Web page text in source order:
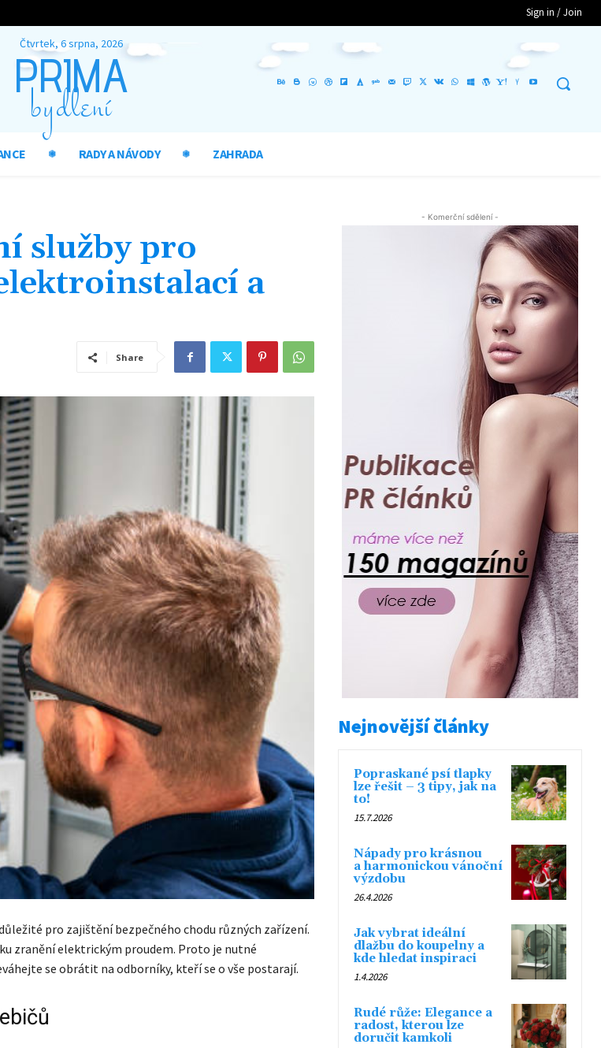
Sign in / Join
Čtvrtek, 6 srpna, 2026
PRIMA
bydlení
RADY A NÁVODY ZAHRADA
služby pro
a
Share
pro zajištění bezpečného chodu různých zařízení.
zranění elektrickým proudem. Proto je nutné
se obrátit na odborníky, kteří se o vše postarají.
- Komerční sdělení -
Nejnovější články
Popraskané psí tlapky
lze řešit – 3 tipy, jak na
to!
15.7.2026
Nápady pro krásnou
a harmonickou vánoční
výzdobu
26.4.2026
Jak vybrat ideální
dlažbu do koupelny a
kde hledat inspiraci
1.4.2026
Rudé růže: Elegance a
radost, kterou lze
doručit kamkoli